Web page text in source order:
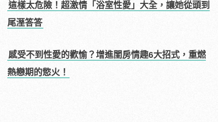
這樣太危險！超激情「浴室性愛」大全，讓她從頭到
尾溼答答
感受不到性愛的歡愉？增進閨房情趣6大招式，重燃
熱戀期的慾火！